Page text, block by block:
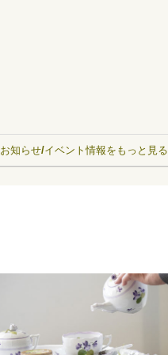
お知らせ/イベント情報をもっと見る